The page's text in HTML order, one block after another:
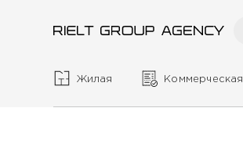
Жилая Коммерческая